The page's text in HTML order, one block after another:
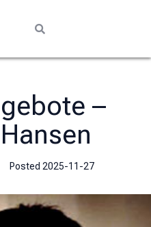
–
Posted 2025-11-27